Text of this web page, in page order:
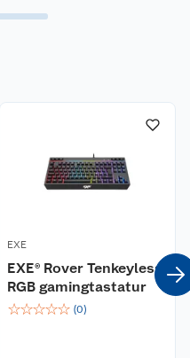
EXE
EXE® Rover Tenkeyless
RGB gamingtastatur
☆☆☆☆☆ (0)